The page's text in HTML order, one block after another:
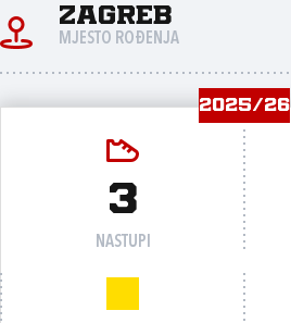
Zagreb
MJESTO ROĐENJA
2025/26
3
NASTUPI